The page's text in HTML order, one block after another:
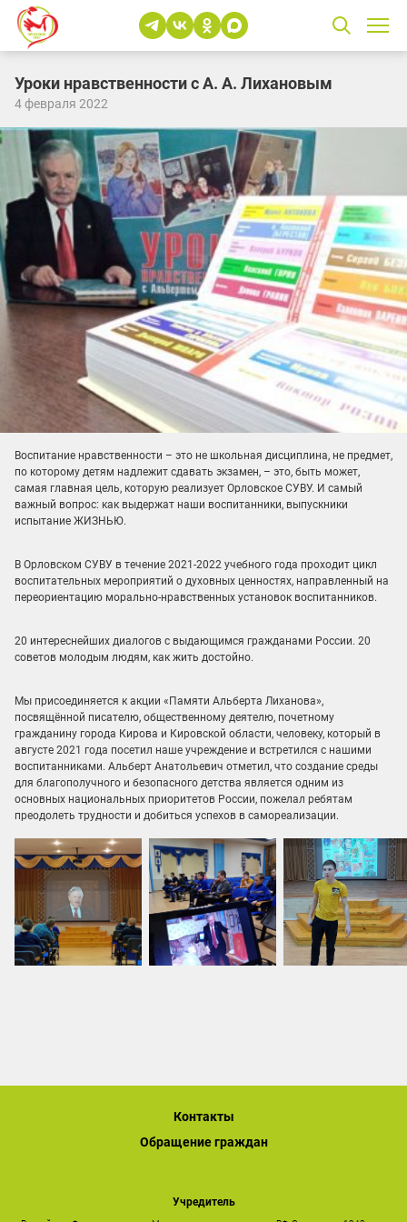
Уроки нравственности с А. А. Лихановым
4 февраля 2022
Воспитание нравственности – это не школьная дисциплина, не предмет,
по которому детям надлежит сдавать экзамен, – это, быть может,
самая главная цель, которую реализует Орловское СУВУ. И самый
важный вопрос: как выдержат наши воспитанники, выпускники
испытание ЖИЗНЬЮ.
В Орловском СУВУ в течение 2021-2022 учебного года проходит цикл
воспитательных мероприятий о духовных ценностях, направленный на
переориентацию морально-нравственных установок воспитанников.
20 интереснейших диалогов с выдающимся гражданами России. 20
советов молодым людям, как жить достойно.
Мы присоединяется к акции «Памяти Альберта Лиханова»,
посвящённой писателю, общественному деятелю, почетному
гражданину города Кирова и Кировской области, человеку, который в
августе 2021 года посетил наше учреждение и встретился с нашими
воспитанниками. Альберт Анатольевич отметил, что создание среды
для благополучного и безопасного детства является одним из
основных национальных приоритетов России, пожелал ребятам
преодолеть трудности и добиться успехов в самореализации.
Контакты
Обращение граждан
Учредитель